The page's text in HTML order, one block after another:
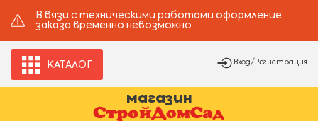
В вязи с техническими работами оформление
заказа временно невозможно.
КАТАЛОГ Вход/Регистрация
магазин